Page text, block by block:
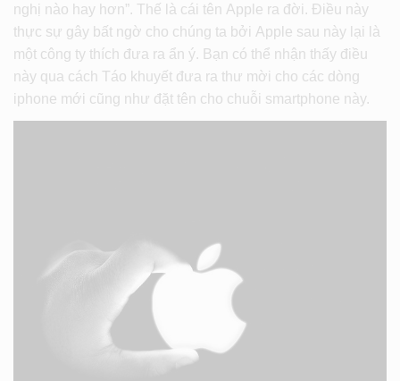
nghị nào hay hơn”. Thế là cái tên Apple ra đời. Điều này
thực sự gây bất ngờ cho chúng ta bởi Apple sau này lại là
một công ty thích đưa ra ẩn ý. Bạn có thể nhận thấy điều
này qua cách Táo khuyết đưa ra thư mời cho các dòng
iphone mới cũng như đặt tên cho chuỗi smartphone này.